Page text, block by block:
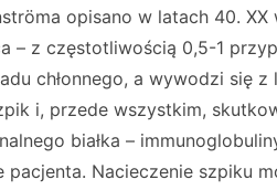
opisano w latach 40.
– z częstotliwością 0,5-1
chłonnego, a wywodzi się
i, przede wszystkim,
białka –
pacjenta. Nacieczenie szpiku